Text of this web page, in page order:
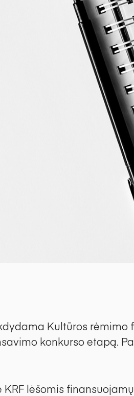
Kultūros
konkurso etapą.
lėšomis